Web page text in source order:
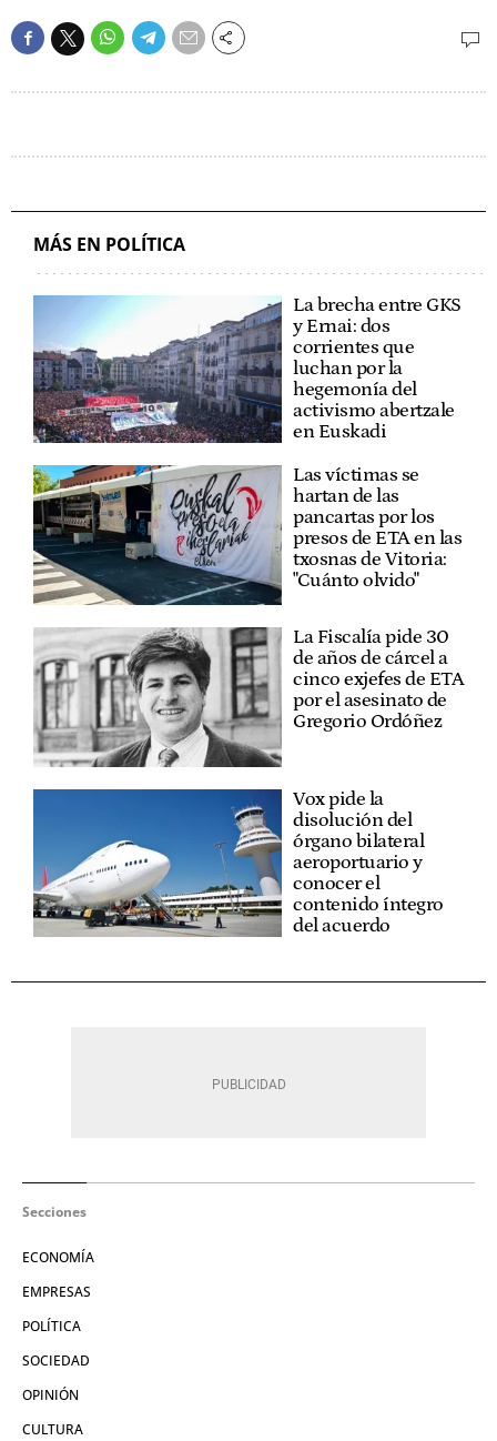
MÁS EN POLÍTICA
La brecha entre GKS
y Ernai: dos
corrientes que
luchan por la
hegemonía del
activismo abertzale
en Euskadi
Las víctimas se
hartan de las
pancartas por los
presos de ETA en las
txosnas de Vitoria:
"Cuánto olvido"
La Fiscalía pide 30
de años de cárcel a
cinco exjefes de ETA
por el asesinato de
Gregorio Ordóñez
Vox pide la
disolución del
órgano bilateral
aeroportuario y
conocer el
contenido íntegro
del acuerdo
Secciones
ECONOMÍA
EMPRESAS
POLÍTICA
SOCIEDAD
OPINIÓN
CULTURA